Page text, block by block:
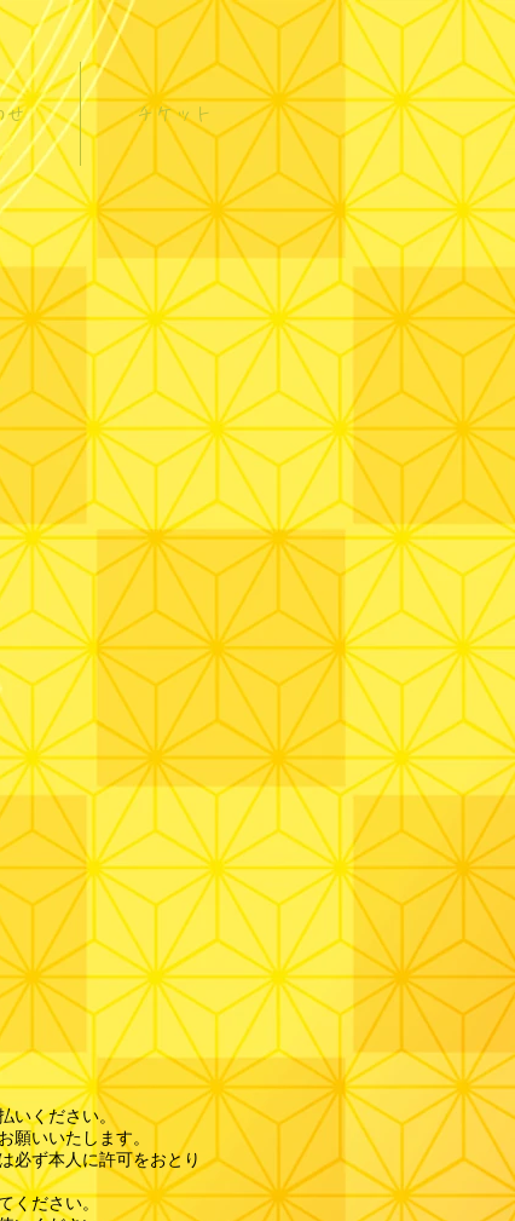
せ チケット
いください。
願いいたします。
必ず本人に許可をおとり
ください。